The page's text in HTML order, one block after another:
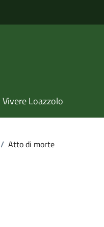
Vivere Loazzolo
/ Atto di morte